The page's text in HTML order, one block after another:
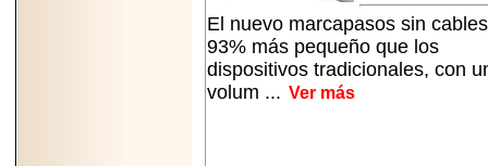
El nuevo marcapasos sin
93% más pequeño que los
dispositivos tradicionales, con
volum ... Ver más